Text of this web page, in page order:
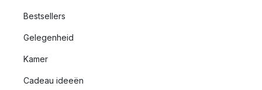
Bestsellers
Gelegenheid
Kamer
Cadeau ideeën